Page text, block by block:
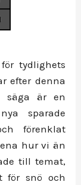
tydlighets
efter denna
säga är en
sparade
förenklat
hur vi än
till temat,
för snö och